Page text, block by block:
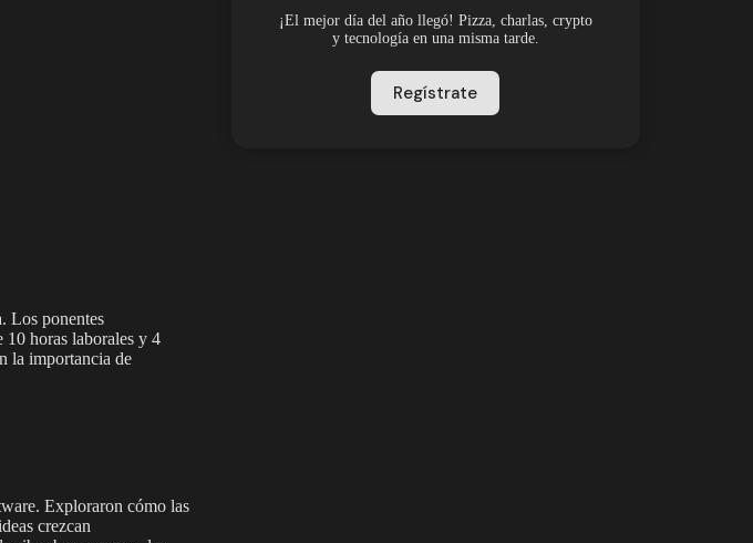
Los ponentes
10 horas laborales y 4
la importancia de
Exploraron cómo las
crezcan
¡El mejor día del año llegó! Pizza, charlas, crypto
y tecnología en una misma tarde.
Regístrate